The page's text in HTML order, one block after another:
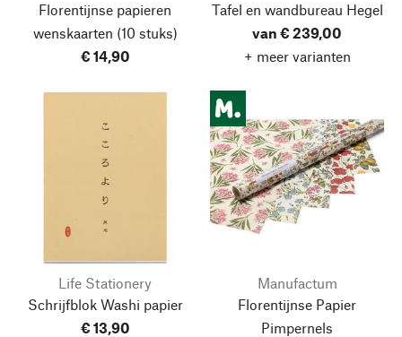
Florentijnse papieren
wenskaarten (10 stuks)
€ 14,90
Tafel en wandbureau Hegel
van € 239,00
+ meer varianten
Life Stationery
Schrijfblok Washi papier
€ 13,90
Manufactum
Florentijnse Papier
Pimpernels